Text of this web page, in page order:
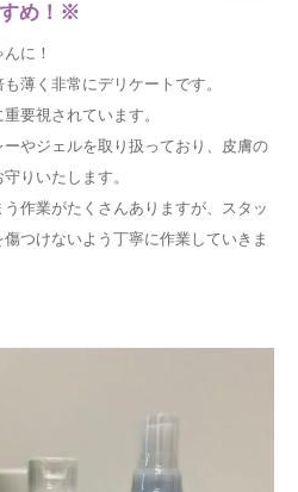
め！※
に！
薄く非常にデリケートです。
要視されています。
やジェルを取り扱っており、皮膚の
りいたします。
作業がたくさんありますが、スタッ
つけないよう丁寧に作業していきま